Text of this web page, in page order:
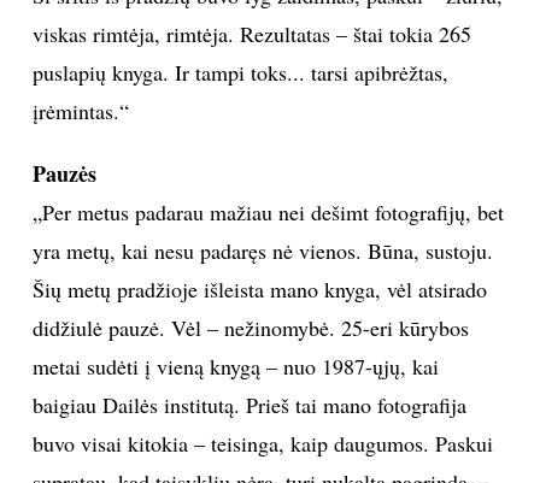
konkursas, aš neturėjau tapybos pagrindų, nors ir
lankiau privačius kursus. Pirmais metais neįstojau.
Ketverius metus blaškiausi, iki tapau Lietuvos dailės
instituto Klaipėdos vizualinio dizaino katedros
studentu. Mane visada domino vaizduojamasis
menas, kinas, o mokydamasis palinkau į fotografiją.
Ši sritis iš pradžių buvo lyg žaidimas, paskui – žiūriu,
viskas rimtėja, rimtėja. Rezultatas – štai tokia 265
puslapių knyga. Ir tampi toks... tarsi apibrėžtas,
įrėmintas.“
Pauzės
„Per metus padarau mažiau nei dešimt fotografijų, bet